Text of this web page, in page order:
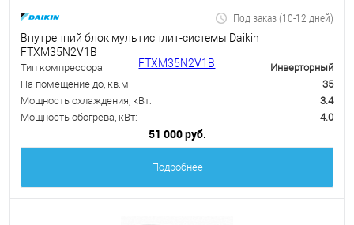
Под заказ (10-12 дней)
Внутренний блок мультисплит-системы Daikin
FTXM35N2V1B
Тип компрессора
Инверторный
На помещение до, кв.м
35
Мощность охлаждения, кВт:
3.4
Мощность обогрева, кВт:
4.0
51 000 руб.
Подробнее